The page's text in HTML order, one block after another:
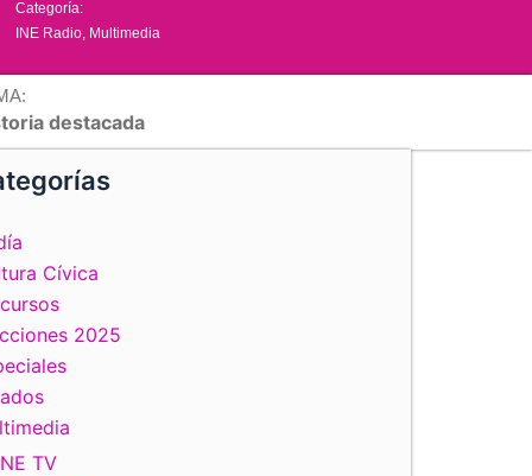
Categoría:
INE Radio Multimedia
destacada
Cívica
2025
TV